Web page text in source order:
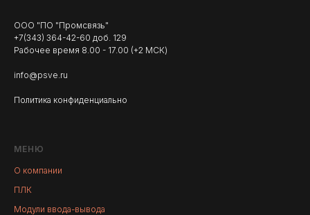
ООО "ПО "Промсвязь"
+7(343) 364-42-60 доб. 129
Рабочее время 8.00 - 17.00 (+2 МСК)
info@psve.ru
Политика конфиденциально
МЕНЮ
О компании
ПЛК
Модули ввода-вывода